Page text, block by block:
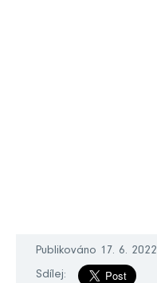
Publikováno 17. 6. 2022
Sdílej: